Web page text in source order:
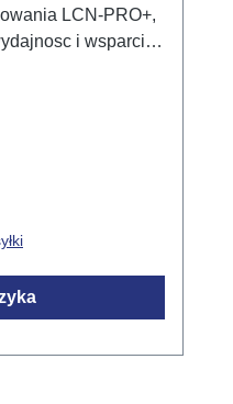
LCN-PRO+,
i wsparcie
Pelna wsteczna
modulami od
edycji
instalacji LCN-